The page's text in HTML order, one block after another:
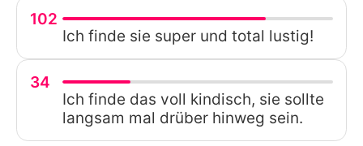
102
Ich finde sie super und total lustig!
34
Ich finde das voll kindisch, sie sollte
langsam mal drüber hinweg sein.